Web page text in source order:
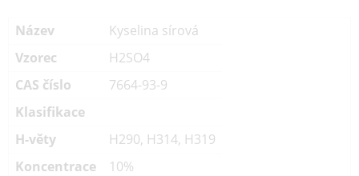
Název
Kyselina sírová
Vzorec
H2SO4
CAS číslo
7664-93-9
Klasifikace
H-věty
H290, H314, H319
Koncentrace
10%